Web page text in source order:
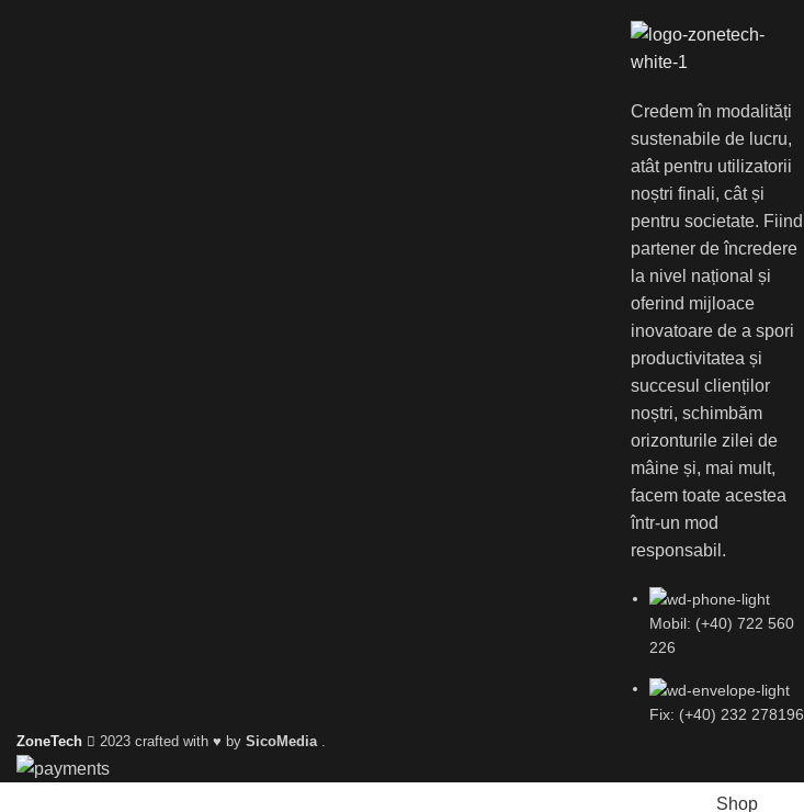
Credem în modalități
sustenabile de lucru,
atât pentru utilizatorii
noștri finali, cât și
pentru societate. Fiind
partener de încredere
la nivel național și
oferind mijloace
inovatoare de a spori
productivitatea și
succesul clienților
noștri, schimbăm
orizonturile zilei de
mâine și, mai mult,
facem toate acestea
într-un mod
responsabil.
Mobil: (+40) 722 560
226
Fix: (+40) 232 278196
ZoneTech 2023 crafted with ♥ by SicoMedia
Shop